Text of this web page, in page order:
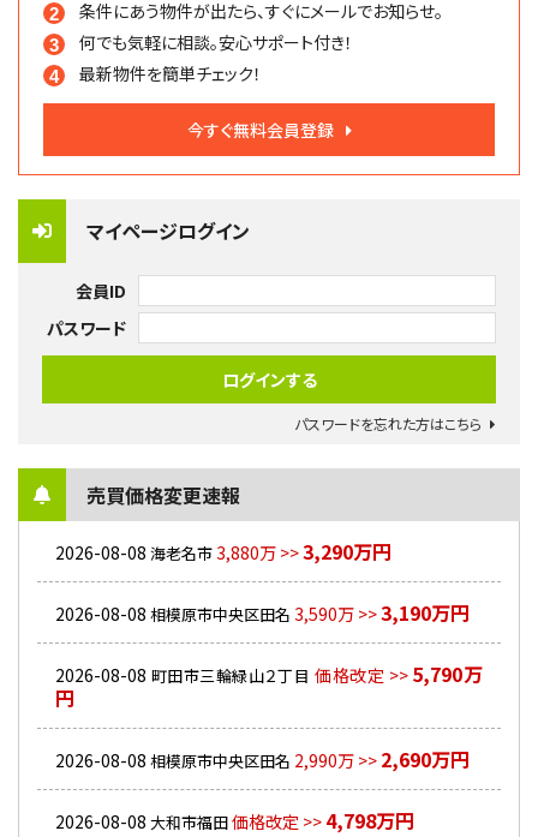
条件にあう物件が出たら、すぐにメールでお知らせ。
何でも気軽に相談。安心サポート付き！
最新物件を簡単チェック！
今すぐ無料会員登録
マイページログイン
会員ID
パスワード
パスワードを忘れた方はこちら
売買価格変更速報
2026-08-08 海老名市3,880万 >>3,290万円
2026-08-08 相模原市中央区田名 3,590万 >>3,190万円
2026-08-08 町田市三輪緑山２丁目 価格改定 >> 5,790万
円
2026-08-08 相模原市中央区田名 2,990万 >> 2,690万円
2026-08-08 大和市福田価格改定 >> 4,798万円